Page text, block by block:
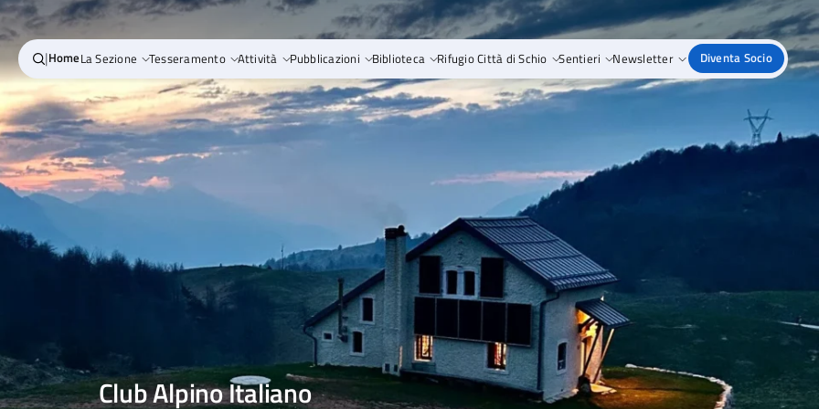
|HomeLa Sezione Tesseramento Attività Pubblicazioni Biblioteca Rifugio Città di Schio Sentieri Newsletter Diventa Socio
Club Alpino Italiano